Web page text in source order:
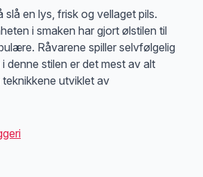
slå en lys, frisk og vellaget pils.
i smaken har gjort ølstilen til
Råvarene spiller selvfølgelig
denne stilen er det mest av alt
utviklet av